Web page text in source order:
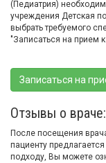
(Педиатрия)
учреждения Детская
выбрать требуемого
"Записаться на прием к
Записаться на
Отзывы о враче:
После посещения
пациенту
подходу, Вы можете